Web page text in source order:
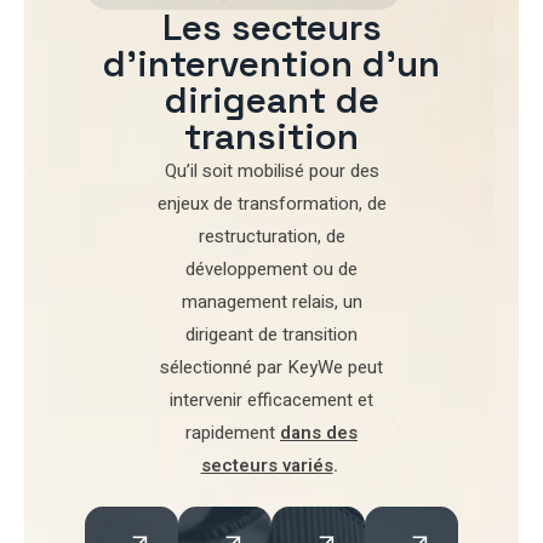
Les secteurs
d'intervention d'un
dirigeant de
transition
Qu’il soit mobilisé pourdes
enjeux de transformation, de
restructuration, de
développementou de
management relais, un
dirigeant de transition
sélectionné par KeyWe peut
intervenir efficacement et
rapidement dans des
secteurs variés.